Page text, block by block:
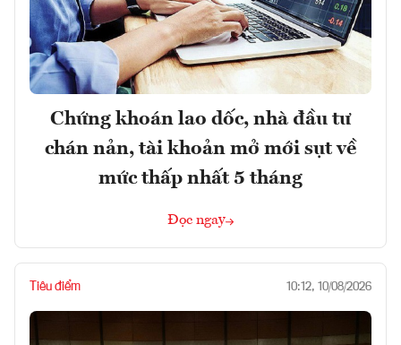
Chứng khoán lao dốc, nhà đầu tư
chán nản, tài khoản mở mới sụt về
mức thấp nhất 5 tháng
Đọc ngay
Tiêu điểm 10:12, 10/08/2026